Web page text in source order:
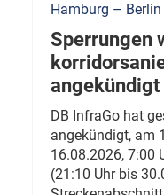
Hamburg – Berlin
Sperrungen
angekündigt
DB InfraGo hat
angekündigt, am
16.08.2026, 7:00
(21:10 Uhr bis